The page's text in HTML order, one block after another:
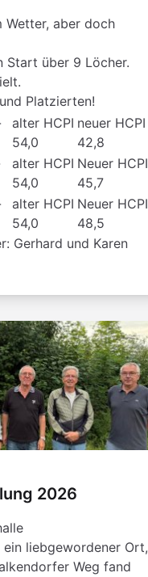
Wetter, aber doch
Start über 9 Löcher.
Platzierten!
alter HCPI
54,0
neuer HCPI
42,8
alter HCPI
54,0
Neuer HCPI
45,7
alter HCPI
54,0
Neuer HCPI
48,5
Gerhard und Karen
2026
liebgewordener Ort,
Weg fand